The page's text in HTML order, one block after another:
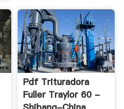
Pdf Trituradora
Fuller Traylor 60 -